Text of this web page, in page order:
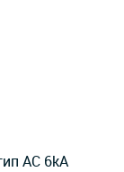
AC 6kA